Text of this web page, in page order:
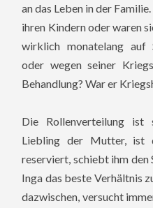
an das Leben in der
ihren Kindern oder waren
wirklich monatelang auf
oder wegen seiner
Behandlung? War er
Die Rollenverteilung
Liebling der Mutter, ist
reserviert, schiebt ihm den
Inga das beste Verhältnis
dazwischen, versucht